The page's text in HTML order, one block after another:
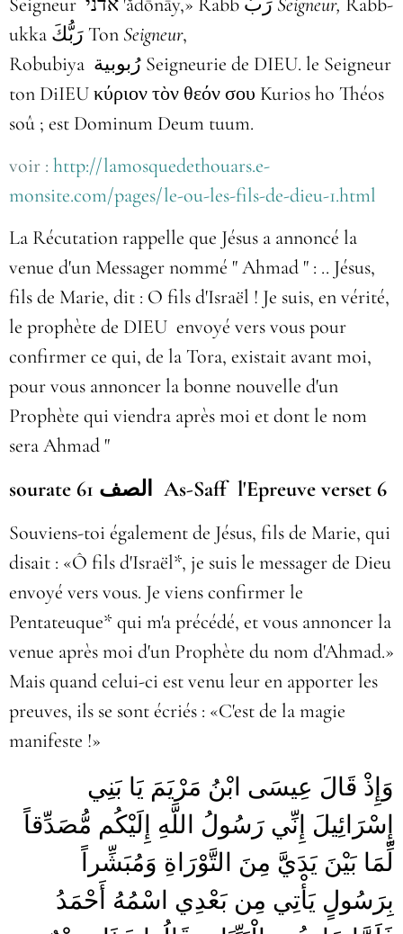
ukka رَبُّكَ Ton Seigneur,
Robubiya رُبوبية Seigneurie de DIEU. le Seigneur
ton DiIEU κύριον τὸν θεόν σου Kurios ho Théos
soû ; est Dominum Deum tuum.
voir : http://lamosquedethouars.e-
monsite.com/pages/le-ou-les-fils-de-dieu-1.html
La Récutation rappelle que Jésus a annoncé la
venue d'un Messager nommé " Ahmad " : .. Jésus,
fils de Marie, dit : O fils d'Israël ! Je suis, en vérité,
le prophète de DIEU envoyé vers vous pour
confirmer ce qui, de la Tora, existait avant moi,
pour vous annoncer la bonne nouvelle d'un
Prophète qui viendra après moi et dont le nom
sera Ahmad "
sourate 61 الصف As-Saff l'Epreuve verset 6
Souviens-toi également de Jésus, fils de Marie, qui
disait : «Ô fils d'Israël*, je suis le messager de Dieu
envoyé vers vous. Je viens confirmer le
Pentateuque* qui m'a précédé, et vous annoncer la
venue après moi d'un Prophète du nom d'Ahmad.»
Mais quand celui-ci est venu leur en apporter les
preuves, ils se sont écriés : «C'est de la magie
manifeste !»
وَإِذْ قَالَ عِيسَى ابْنُ مَرْيَمَ يَا بَنِي
إِسْرَائِيلَ إِنِّي رَسُولُ اللَّهِ إِلَيْكُم مُّصَدِّقاً
لِّمَا بَيْنَ يَدَيَّ مِنَ التَّوْرَاةِ وَمُبَشِّراً
بِرَسُولٍ يَأْتِي مِن بَعْدِي اسْمُهُ أَحْمَدُ